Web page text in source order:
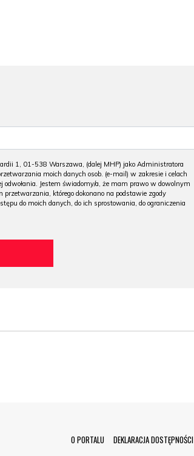
1, 01-538 Warszawa, (dalej MHP) jako Administratora
moich danych osob. (e-mail) w zakresie i celach
Jestem świadomy/a, że mam prawo w dowolnym
przetwarzania, którego dokonano na podstawie zgody
do moich danych, do ich sprostowania, do ograniczenia
Menu Footer
O PORTALU DEKLARACJA DOSTĘPNOŚCI